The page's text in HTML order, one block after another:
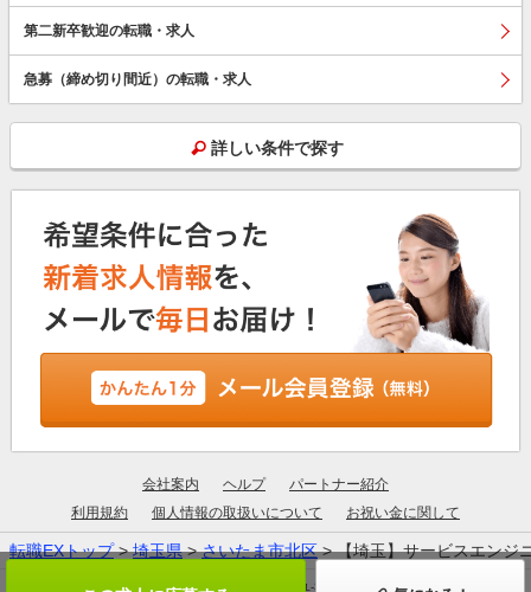
第二新卒歓迎の転職・求人
急募（締め切り間近）の転職・求人
詳しい条件で探す
会社案内 ヘルプ
パートナー紹介
利用規約
個人情報の取扱いについて お祝い金に関して
転職EXトップ>埼玉県>さいたま市北区> 【埼玉】サービスエンジ
厚生労働大臣許可：13-ユ-305190